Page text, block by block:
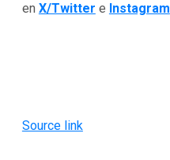
en X/Twitter e Instagram
Source link